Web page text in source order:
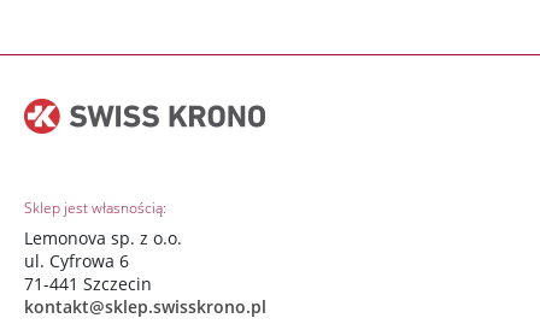
Sklep jest własnością:
Lemonova sp. z o.o.
ul. Cyfrowa 6
71-441 Szczecin
kontakt@sklep.swisskrono.pl